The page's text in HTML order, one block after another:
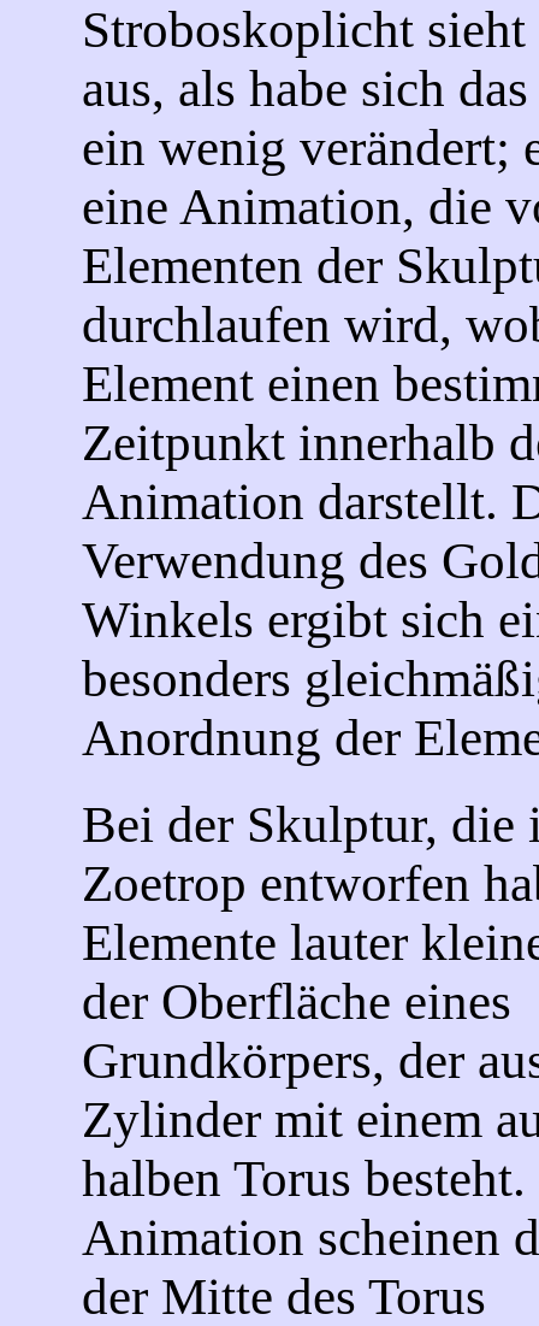
Stroboskoplicht sieht
aus, als habe sich
ein wenig verändert;
eine Animation, die
Elementen der
durchlaufen wird,
Element einen
Zeitpunkt innerhalb
Animation darstellt.
Verwendung des
Winkels ergibt sich
besonders
Anordnung der
Bei der Skulptur, die
Zoetrop entworfen
Elemente lauter
der Oberfläche eines
Grundkörpers, der
Zylinder mit einem
halben Torus
Animation scheinen
der Mitte des Torus